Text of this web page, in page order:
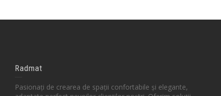
Radmat
Pasionați de crearea de spații confortabile și elegante,